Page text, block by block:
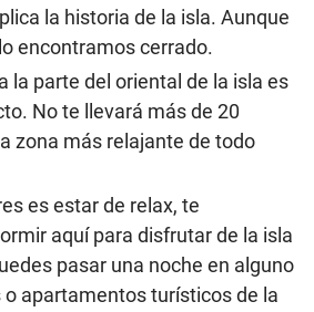
la historia de la isla. Aunque
encontramos cerrado.
la parte del oriental de la isla es
No te llevará más de 20
zona más relajante de todo
es estar de relax, te
aquí para disfrutar de la isla
pasar una noche en alguno
o apartamentos turísticos de la